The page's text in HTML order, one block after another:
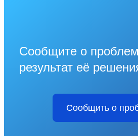
Сообщите о
результат её
Сообщить о